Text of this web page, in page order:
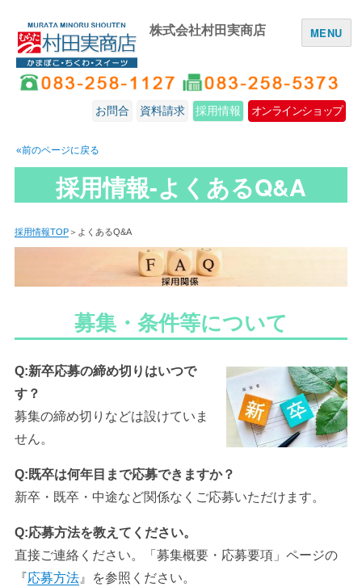
株式会社村田実商店
お問合 資料請求 採用情報 オンラインショップ
MENU
«前のページに戻る
採用情報‐よくあるQ&A
採用情報TOP ＞よくあるQ&A
募集・条件等について
Q:新卒応募の締め切りはいつで
す？
募集の締め切りなどは設けていま
せん。
Q:既卒は何年目まで応募できますか？
新卒・既卒・中途など関係なくご応募いただけます。
Q:応募方法を教えてください。
直接ご連絡ください。「募集概要・応募要項」ページの
『応募方法 』を参照ください。